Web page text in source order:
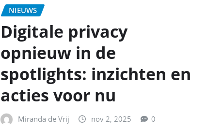
NIEUWS
Digitale privacy
opnieuw in de
spotlights: inzichten en
acties voor nu
Miranda de Vrij nov 2, 2025 0